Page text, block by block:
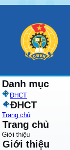
Danh mục
ĐHCT
ĐHCT
Trang chủ
Trang chủ
Giới thiệu
Giới thiệu